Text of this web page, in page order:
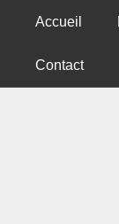
Accueil
Contact